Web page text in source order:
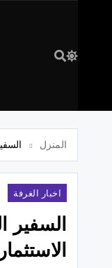
المنزل
اخبار الغرفة
السفير